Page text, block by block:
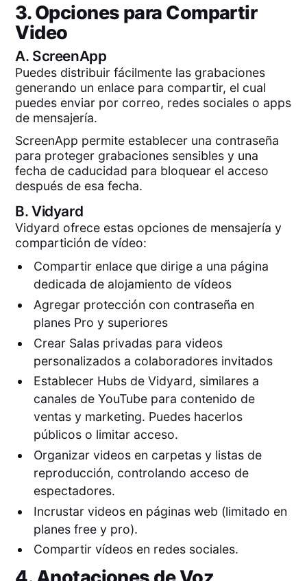
3. Opciones para Compartir
Video
A. ScreenApp
Puedes distribuir fácilmente las grabaciones
generando un enlace para compartir, el cual
puedes enviar por correo, redes sociales o apps
de mensajería.
ScreenApp permite establecer una contraseña
para proteger grabaciones sensibles y una
fecha de caducidad para bloquear el acceso
después de esa fecha.
B.Vidyard
Vidyard ofrece estas opciones de mensajería y
compartición de vídeo:
Compartir enlace que dirige a una página
dedicada de alojamiento de vídeos
Agregar protección con contraseña en
planes Pro y superiores
Crear Salas privadas para videos
personalizados a colaboradores invitados
Establecer Hubs de Vidyard, similares a
canales de YouTube para contenido de
ventas y marketing. Puedes hacerlos
públicos o limitar acceso.
Organizar videos en carpetas y listas de
reproducción, controlando acceso de
espectadores.
Incrustar videos en páginas web (limitado en
planes free y pro).
Compartir vídeos en redes sociales.